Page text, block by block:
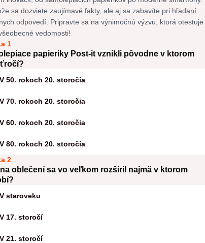
sa dozviete zaujímavé fakty, ale aj sa zabavíte pri hľadaní
odpovedí. Pripravte sa na výnimočnú výzvu, ktorá otestuje
vedomosti!
1
papieriky Post-it vznikli pôvodne v ktorom
V 50. rokoch 20. storočia
V 70. rokoch 20. storočia
V 60. rokoch 20. storočia
V 80. rokoch 20. storočia
2
oblečení sa vo veľkom rozšíril najmä v ktorom
V staroveku
V 17. storočí
V 21. storočí